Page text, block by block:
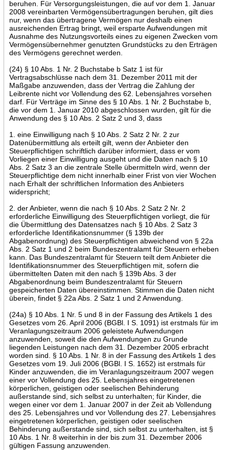
beruhen. Für Versorgungsleistungen, die auf vor dem 1. Januar
2008 vereinbarten Vermögensübertragungen beruhen, gilt dies
nur, wenn das übertragene Vermögen nur deshalb einen
ausreichenden Ertrag bringt, weil ersparte Aufwendungen mit
Ausnahme des Nutzungsvorteils eines zu eigenen Zwecken vom
Vermögensübernehmer genutzten Grundstücks zu den Erträgen
des Vermögens gerechnet werden.
(24) § 10 Abs. 1 Nr. 2 Buchstabe b Satz 1 ist für
Vertragsabschlüsse nach dem 31. Dezember 2011 mit der
Maßgabe anzuwenden, dass der Vertrag die Zahlung der
Leibrente nicht vor Vollendung des 62. Lebensjahres vorsehen
darf. Für Verträge im Sinne des § 10 Abs. 1 Nr. 2 Buchstabe b,
die vor dem 1. Januar 2010 abgeschlossen wurden, gilt für die
Anwendung des § 10 Abs. 2 Satz 2 und 3, dass
1. eine Einwilligung nach § 10 Abs. 2 Satz 2 Nr. 2 zur
Datenübermittlung als erteilt gilt, wenn der Anbieter den
Steuerpflichtigen schriftlich darüber informiert, dass er vom
Vorliegen einer Einwilligung ausgeht und die Daten nach § 10
Abs. 2 Satz 3 an die zentrale Stelle übermitteln wird, wenn der
Steuerpflichtige dem nicht innerhalb einer Frist von vier Wochen
nach Erhalt der schriftlichen Information des Anbieters
widerspricht;
2. der Anbieter, wenn die nach § 10 Abs. 2 Satz 2 Nr. 2
erforderliche Einwilligung des Steuerpflichtigen vorliegt, die für
die Übermittlung des Datensatzes nach § 10 Abs. 2 Satz 3
erforderliche Identifikationsnummer (§ 139b der
Abgabenordnung) des Steuerpflichtigen abweichend von § 22a
Abs. 2 Satz 1 und 2 beim Bundeszentralamt für Steuern erheben
kann. Das Bundeszentralamt für Steuern teilt dem Anbieter die
Identifikationsnummer des Steuerpflichtigen mit, sofern die
übermittelten Daten mit den nach § 139b Abs. 3 der
Abgabenordnung beim Bundeszentralamt für Steuern
gespeicherten Daten übereinstimmen. Stimmen die Daten nicht
überein, findet § 22a Abs. 2 Satz 1 und 2 Anwendung.
(24a) § 10 Abs. 1 Nr. 5 und 8 in der Fassung des Artikels 1 des
Gesetzes vom 26. April 2006 (BGBl. I S. 1091) ist erstmals für im
Veranlagungszeitraum 2006 geleistete Aufwendungen
anzuwenden, soweit die den Aufwendungen zu Grunde
liegenden Leistungen nach dem 31. Dezember 2005 erbracht
worden sind. § 10 Abs. 1 Nr. 8 in der Fassung des Artikels 1 des
Gesetzes vom 19. Juli 2006 (BGBl. I S. 1652) ist erstmals für
Kinder anzuwenden, die im Veranlagungszeitraum 2007 wegen
einer vor Vollendung des 25. Lebensjahres eingetretenen
körperlichen, geistigen oder seelischen Behinderung
außerstande sind, sich selbst zu unterhalten; für Kinder, die
wegen einer vor dem 1. Januar 2007 in der Zeit ab Vollendung
des 25. Lebensjahres und vor Vollendung des 27. Lebensjahres
eingetretenen körperlichen, geistigen oder seelischen
Behinderung außerstande sind, sich selbst zu unterhalten, ist §
10 Abs. 1 Nr. 8 weiterhin in der bis zum 31. Dezember 2006
gültigen Fassung anzuwenden.